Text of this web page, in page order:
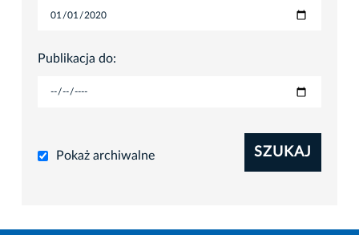
Publikacja do:
Pokaż archiwalne SZUKAJ